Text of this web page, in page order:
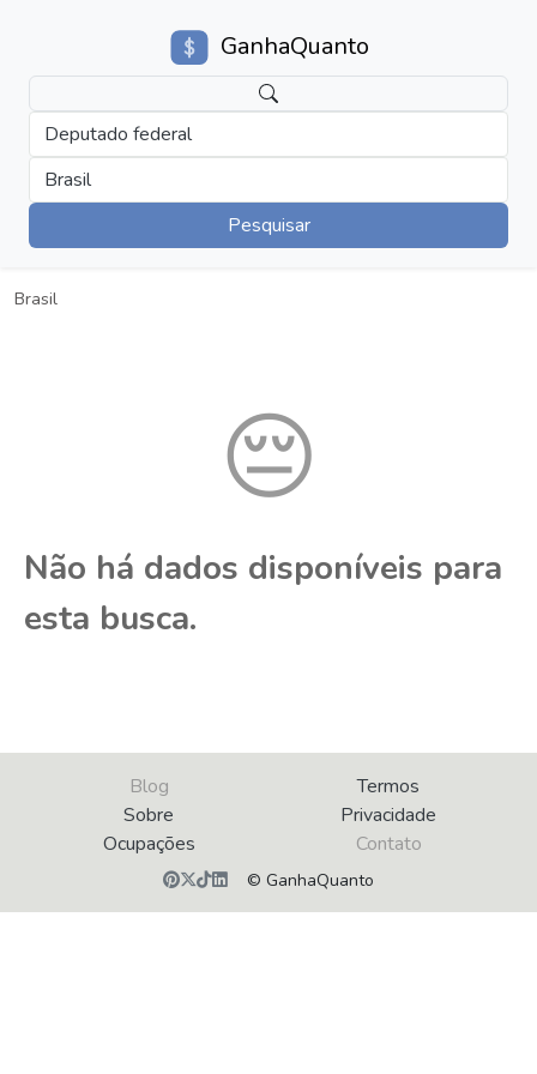
GanhaQuanto
Deputado federal
Brasil
Pesquisar
Brasil
😔
Não há dados disponíveis para
esta busca.
© GanhaQuanto
Blog
Sobre
Ocupações
Termos
Privacidade
Contato